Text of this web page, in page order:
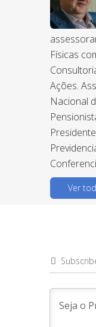
Físicas
Ações.
Nacional
Ver